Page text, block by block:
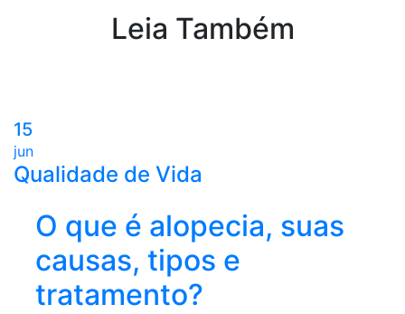
Leia Também
15
jun
Qualidade de Vida
O que é alopecia, suas
causas, tipos e
tratamento?